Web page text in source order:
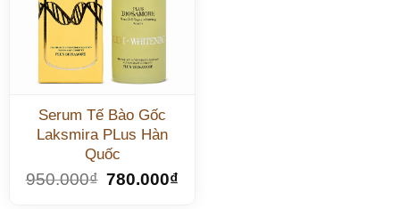
Serum Tế Bào Gốc
Laksmira PLus Hàn
Quốc
950.000₫ 780.000₫